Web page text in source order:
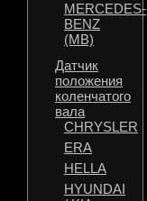
MERCEDES-
BENZ
(MB)
Датчик
положения
коленчатого
вала
CHRYSLER
ERA
HELLA
HYUNDAI